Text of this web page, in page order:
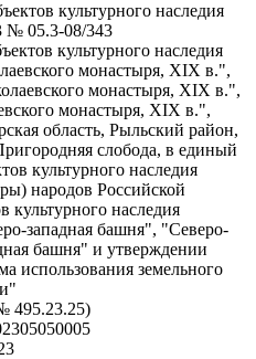
культурного наследия
№ 05.3-08/343
культурного наследия
монастыря, XIX в.",
монастыря, XIX в.",
монастыря, XIX в.",
область, Рыльский район,
слобода, в единый
культурного наследия
народов Российской
культурного наследия
западная башня", "Северо-
башня" и утверждении
использования земельного
495.23.25)